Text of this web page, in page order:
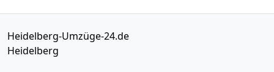
Heidelberg-Umzüge-24.de
Heidelberg